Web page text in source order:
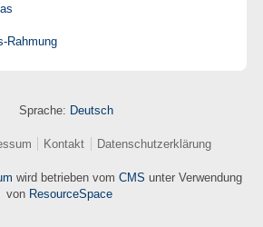
Rahmung
Sprache: Deutsch
Kontakt Datenschutzerklärung
wird betrieben vom CMS unter Verwendung
von ResourceSpace